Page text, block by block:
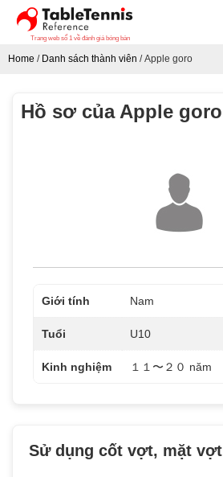
Trang web số 1 về đánh giá bóng bàn
Home / Danh sách thành viên /Apple goro
Hồ sơ của Apple goro
Giới tính Nam
Tuổi U10
Kinh nghiệm １１〜２０ năm
Sử dụng cốt vợt, mặt vợt